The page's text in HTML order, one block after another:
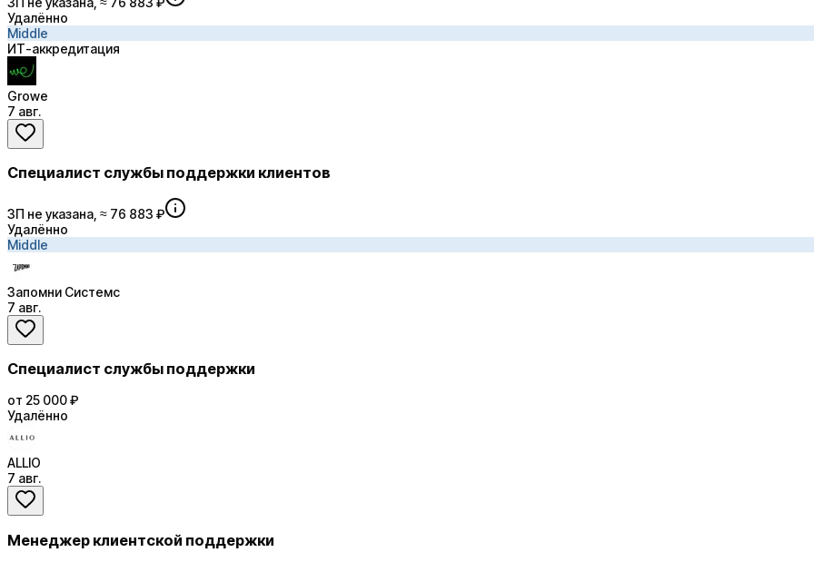
Удалённо
Middle
ИТ-аккредитация
Growe
7 авг.
Специалист службы поддержки клиентов
ЗП не указана, ≈ 76 883 ₽
Удалённо
Middle
Запомни Системс
7 авг.
Специалист службы поддержки
от 25 000 ₽
Удалённо
ALLIO
7 авг.
Менеджер клиентской поддержки